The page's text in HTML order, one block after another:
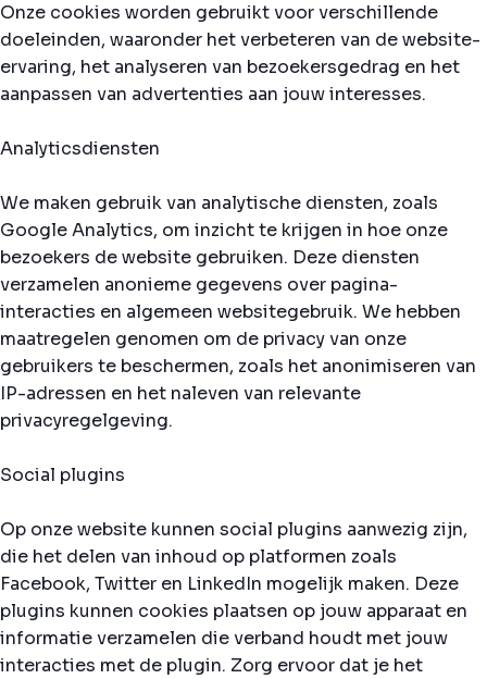
Onze cookies worden gebruikt voor verschillende
doeleinden, waaronder het verbeteren van de website-
ervaring, het analyseren van bezoekersgedrag en het
aanpassen van advertenties aan jouw interesses.
Analyticsdiensten
We maken gebruik van analytische diensten, zoals
Google Analytics, om inzicht te krijgen in hoe onze
bezoekers de website gebruiken. Deze diensten
verzamelen anonieme gegevens over pagina-
interacties en algemeen websitegebruik. We hebben
maatregelen genomen om de privacy van onze
gebruikers te beschermen, zoals het anonimiseren van
IP-adressen en het naleven van relevante
privacyregelgeving.
Social plugins
Op onze website kunnen social plugins aanwezig zijn,
die het delen van inhoud op platformen zoals
Facebook, Twitter en LinkedIn mogelijk maken. Deze
plugins kunnen cookies plaatsen op jouw apparaat en
informatie verzamelen die verband houdt met jouw
interacties met de plugin. Zorg ervoor dat je het